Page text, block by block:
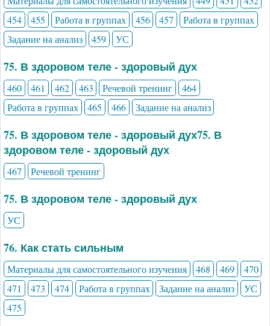
454
455 Работа в группах 456 457
Работа в группах
Задание на анализ
459 УС
75. В здоровом теле - здоровый дух
460 461 462 463 Речевой тренинг
464
Работа в группах
465 466 Задание на анализ
75. В здоровом теле - здоровый дух75. В
здоровом теле - здоровый дух
467 Речевой тренинг
75. В здоровом теле - здоровый дух
УС
76. Как стать сильным
Материалы для самостоятельного изучения 468 469
470
471
473 474 Работа в группах Задание на анализ
УС
475